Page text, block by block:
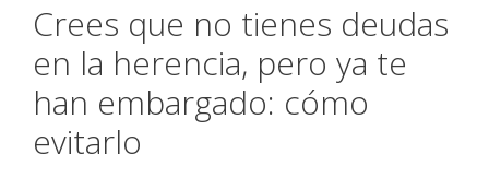
Crees que no tienes deudas
en la herencia, pero ya te
han embargado: cómo
evitarlo